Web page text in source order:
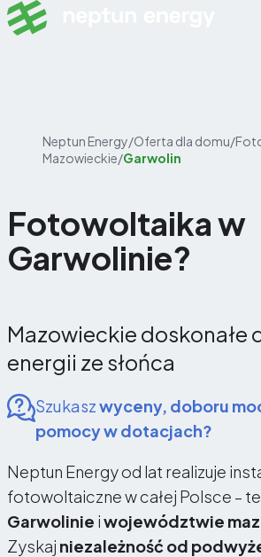
Skip to content
Neptun Energy/Oferta dla domu/
Mazowieckie/Garwolin
Fotowoltaika w
Garwolinie?
Mazowieckie doskonałe
energii ze słońca
Szukaszwyceny, doboru
pomocy w dotacjach?
Neptun Energy od lat realizuje
fotowoltaiczne w całej Polsce –
Garwolinie iwojewództwie
Zyskaj niezależność od